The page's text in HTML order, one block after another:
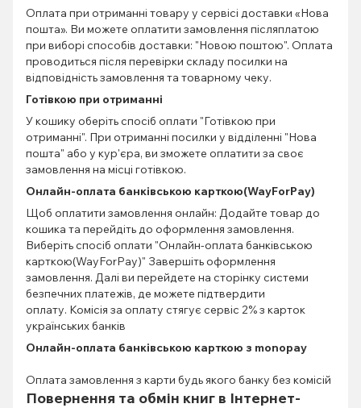
Оплата при отриманні товару у сервісі доставки «Нова
пошта». Ви можете оплатити замовлення післяплатою
при виборі способів доставки: "Новою поштою". Оплата
проводиться після перевірки складу посилки на
відповідність замовлення та товарному чеку.
Готівкою при отриманні
У кошику оберіть спосіб оплати "Готівкою при
отриманні". При отриманні посилки у відділенні "Нова
пошта" або у кур'єра, ви зможете оплатити за своє
замовлення на місці готівкою.
Онлайн-оплата банківською карткою(WayForPay)
Щоб оплатити замовлення онлайн: Додайте товар до
кошика та перейдіть до оформлення замовлення.
Виберіть спосіб оплати "Онлайн-оплата банківською
карткою(WayForPay)" Завершіть оформлення
замовлення. Далі ви перейдете на сторінку системи
безпечних платежів, де можете підтвердити
оплату. Комісія за оплату стягує сервіс 2% з карток
українських банків
Онлайн-оплата банківською карткою з monopay
Оплата замовлення з карти будь якого банку без комісій
Повернення та обмін книг в Інтернет-